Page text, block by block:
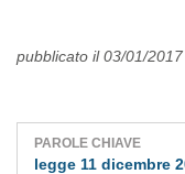
pubblicato il 03/01/2017
PAROLE CHIAVE
legge 11 dicembre